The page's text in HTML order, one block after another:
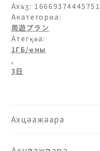
Ахьӡ:
Акатегориа:
周遊プラン
Атегқәа:
1ГБ/ҽны
,
3日
Ахцәажәара